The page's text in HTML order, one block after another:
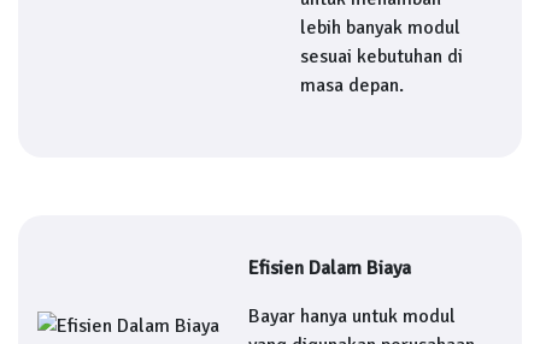
lebih banyak modul
sesuai kebutuhan di
masa depan.
Efisien Dalam Biaya
Bayar hanya untuk modul